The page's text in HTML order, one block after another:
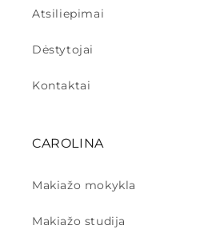
Atsiliepimai
Dėstytojai
Kontaktai
CAROLINA
Makiažo mokykla
Makiažo studija